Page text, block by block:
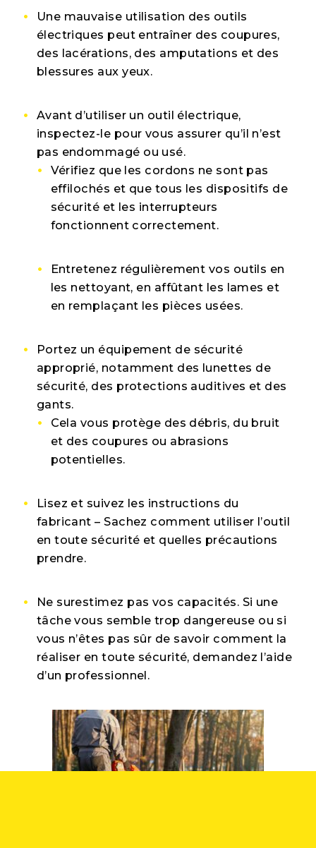
Une mauvaise utilisation des outils
électriques peut entraîner des coupures,
des lacérations, des amputations et des
blessures aux yeux.
Avant d’utiliser un outil électrique,
inspectez-le pour vous assurer qu’il n’est
pas endommagé ou usé.
Vérifiez que les cordons ne sont pas
effilochés et que tous les dispositifs de
sécurité et les interrupteurs
fonctionnent correctement.
Entretenez régulièrement vos outils en
les nettoyant, en affûtant les lames et
en remplaçant les pièces usées.
Portez un équipement de sécurité
approprié, notamment des lunettes de
sécurité, des protections auditives et des
gants.
Cela vous protège des débris, du bruit
et des coupures ou abrasions
potentielles.
Lisez et suivez les instructions du
fabricant – Sachez comment utiliser l’outil
en toute sécurité et quelles précautions
prendre.
Ne surestimez pas vos capacités. Si une
tâche vous semble trop dangereuse ou si
vous n’êtes pas sûr de savoir comment la
réaliser en toute sécurité, demandez l’aide
d’un professionnel.